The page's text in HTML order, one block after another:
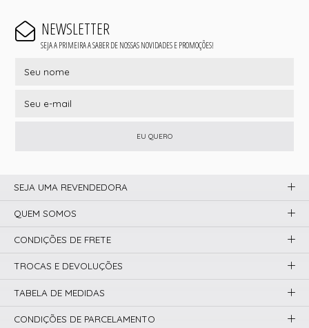
NEWSLETTER
SEJA A PRIMEIRA A SABER DE NOSSAS NOVIDADES E PROMOÇÕES!
EU QUERO
SEJA UMA REVENDEDORA
QUEM SOMOS
CONDIÇÕES DE FRETE
TROCAS E DEVOLUÇÕES
TABELA DE MEDIDAS
CONDIÇÕES DE PARCELAMENTO